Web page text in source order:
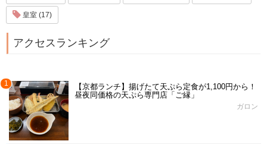
皇室 (17)
アクセスランキング
1
【京都ランチ】揚げたて天ぷら定食が1,100円から！
昼夜同価格の天ぷら専門店「ご縁」
ガロン